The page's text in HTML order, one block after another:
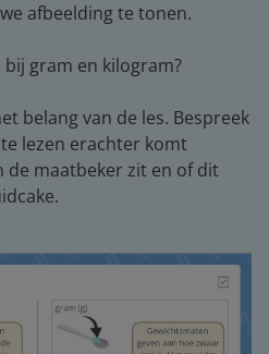
afbeelding te tonen.
gram en kilogram?
belang van de les. Bespreek
lezen erachter komt
maatbeker zit en of dit